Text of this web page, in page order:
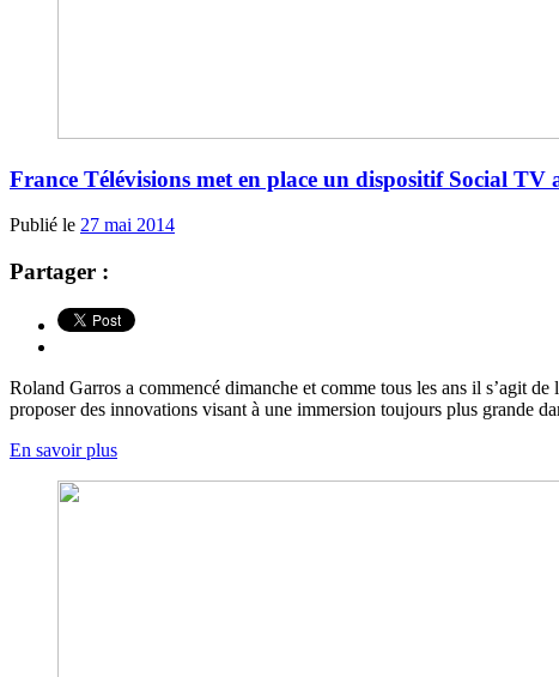
France Télévisions met en place un dispositif Social
Publié le 27 mai 2014
Partager :
Roland Garros a commencé dimanche et comme tous les ans il s’agit
proposer des innovations visant à une immersion toujours plus grande
En savoir plus